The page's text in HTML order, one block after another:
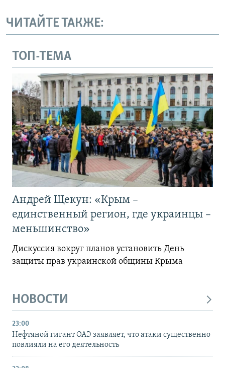
ЧИТАЙТЕ ТАКЖЕ:
ТОП-ТЕМА
Андрей Щекун: «Крым –
единственный регион, где украинцы –
меньшинство»
Дискуссия вокруг планов установить День
защиты прав украинской общины Крыма
НОВОСТИ
23:00
Нефтяной гигант ОАЭ заявляет, что атаки существенно
повлияли на его деятельность